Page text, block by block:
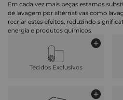
Em cada vez mais peças estamos
de lavagem por alternativas como
recriar estes efeitos, reduzindo
energia e produtos químicos.
Tecidos Exclusivos